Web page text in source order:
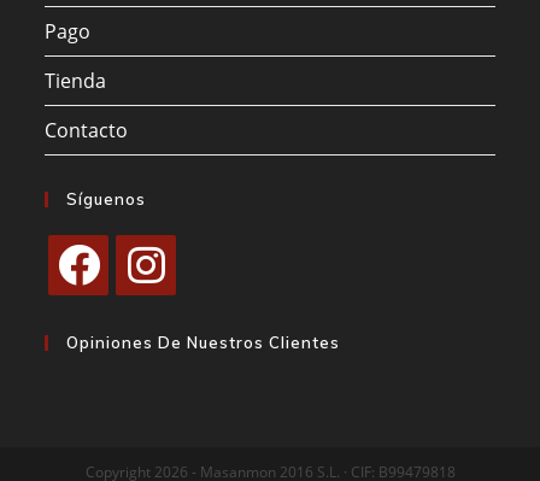
Pago
Tienda
Contacto
Síguenos
abre
abre
Opiniones De Nuestros Clientes
Copyright 2026 - Masanmon 2016 S.L. · CIF: B99479818